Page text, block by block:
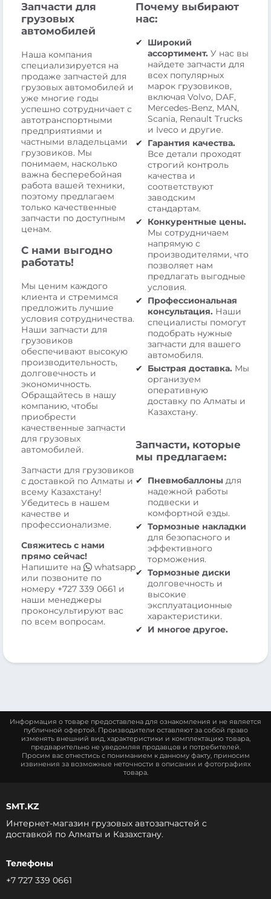
Запчасти для
грузовых
автомобилей
Наша компания
специализируется на
продаже запчастей для
грузовых автомобилей и
уже многие годы
успешно сотрудничает с
автотранспортными
предприятиями и
частными владельцами
грузовиков. Мы
понимаем, насколько
важна бесперебойная
работа вашей техники,
поэтому предлагаем
только качественные
запчасти по доступным
ценам.
С нами выгодно
работать!
Мы ценим каждого
клиента и стремимся
предложить лучшие
условия сотрудничества.
Наши запчасти для
грузовиков
обеспечивают высокую
производительность,
долговечность и
экономичность.
Обращайтесь в нашу
компанию, чтобы
приобрести
качественные запчасти
для грузовых
автомобилей.
Запчасти для грузовиков
с доставкой по Алматы и
всему Казахстану!
Убедитесь в нашем
качестве и
профессионализме.
Свяжитесь с нами
прямо сейчас!
Напишите на
whatsapp
или позвоните по
номеру +727 339 0661 и
наши менеджеры
проконсультируют вас
по всем вопросам.
Почему выбирают
нас:
Широкий
ассортимент. У нас вы
найдете запчасти для
всех популярных
марок грузовиков,
включая Volvo, DAF,
Mercedes-Benz, MAN,
Scania, Renault Trucks
и Iveco и другие.
Гарантия качества.
Все детали проходят
строгий контроль
качества и
соответствуют
заводским
стандартам.
Конкурентные цены.
Мы сотрудничаем
напрямую с
производителями, что
позволяет нам
предлагать выгодные
условия.
Профессиональная
консультация. Наши
специалисты помогут
подобрать нужные
запчасти для вашего
автомобиля.
Быстрая доставка. Мы
организуем
оперативную
доставку по Алматы и
Казахстану.
Запчасти, которые
мы предлагаем:
Пневмобаллоны для
надежной работы
подвески и
комфортной езды.
Тормозные накладки
для безопасного и
эффективного
торможения.
Тормозные диски
долговечность и
высокие
эксплуатационные
характеристики.
И многое другое.
Информация о товаре предоставлена для ознакомления и не является
публичной офертой. Производители оставляют за собой право
изменять внешний вид, характеристики и комплектацию товара,
предварительно не уведомляя продавцов и потребителей.
Просим вас отнестись с пониманием к данному факту, приносим
извинения за возможные неточности в описании и фотографиях
товара.
SMT.KZ
Интернет-магазин грузовых автозапчастей c
доставкой по Алматы и Казахстану.
Телефоны
+7 727 339 0661